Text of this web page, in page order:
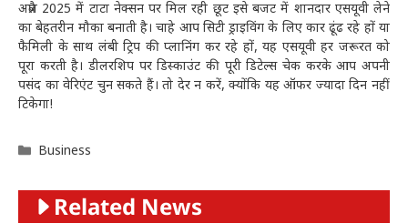
अप्रैल 2025 में टाटा नेक्सन पर मिल रही छूट इसे बजट में शानदार एसयूवी लेने
का बेहतरीन मौका बनाती है। चाहे आप सिटी ड्राइविंग के लिए कार ढूंढ रहे हों या
फैमिली के साथ लंबी ट्रिप की प्लानिंग कर रहे हों, यह एसयूवी हर जरूरत को
पूरा करती है। डीलरशिप पर डिस्काउंट की पूरी डिटेल्स चेक करके आप अपनी
पसंद का वेरिएंट चुन सकते हैं। तो देर न करें, क्योंकि यह ऑफर ज्यादा दिन नहीं
टिकेगा!
Categories
Business
Related News